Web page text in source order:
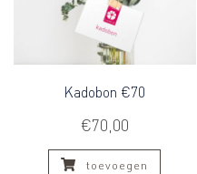
Kadobon €70
€70,00
toevoegen